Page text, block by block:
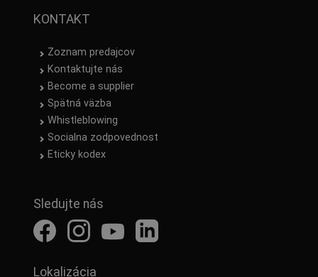
KONTAKT
Zoznam predajcov
Kontaktujte nás
Become a supplier
Spätná väzba
Whistleblowing
Socialna zodpovednost
Eticky kodex
Sledujte nás
Lokalizácia